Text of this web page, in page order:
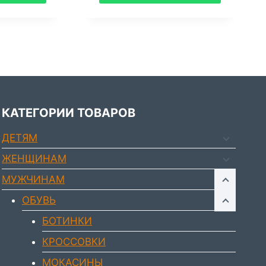
на
товара.
КАТЕГОРИИ ТОВАРОВ
ДЕТЯМ
ЖЕНЩИНАМ
МУЖЧИНАМ
ОБУВЬ
БОТИНКИ
КРОССОВКИ
МОКАСИНЫ